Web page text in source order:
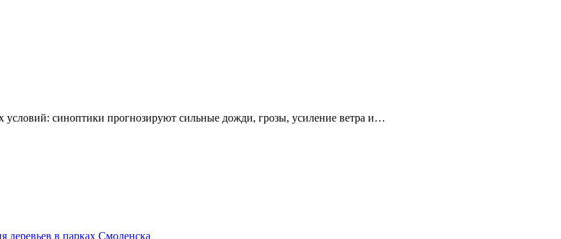
синоптики прогнозируют сильные дожди, грозы, усиление ветра и…
деревьев в парках Смоленска